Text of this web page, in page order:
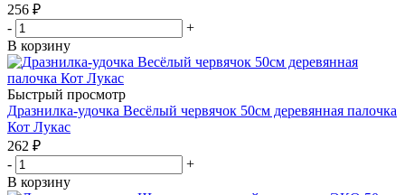
256 ₽
-
+
В корзину
Быстрый просмотр
Дразнилка-удочка Весёлый червячок 50см деревянная палочка
Кот Лукас
262 ₽
-
+
В корзину